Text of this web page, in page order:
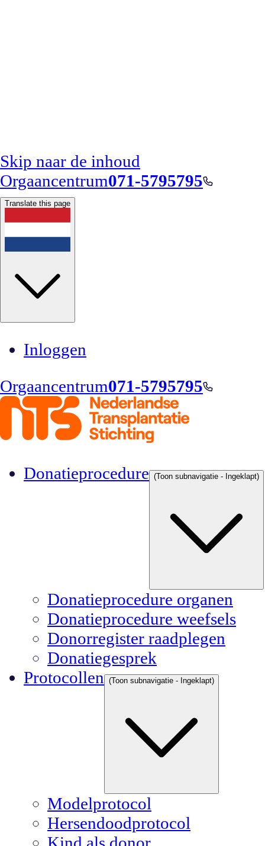
Skip naar de inhoud
Orgaancentrum071-5795795
Translate this page
Inloggen
Orgaancentrum071-5795795
Donatieprocedure (Toon subnavigatie - Ingeklapt)
Donatieprocedure organen
Donatieprocedure weefsels
Donorregister raadplegen
Donatiegesprek
Protocollen
(Toon subnavigatie - Ingeklapt)
Modelprotocol
Hersendoodprotocol